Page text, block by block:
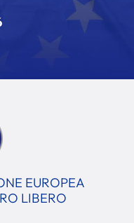
EUROPEA
LIBERO